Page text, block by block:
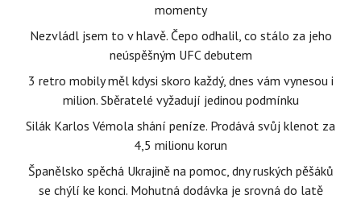
momenty
Nezvládl jsem to v hlavě. Čepo odhalil, co stálo za jeho
neúspěšným UFC debutem
3 retro mobily měl kdysi skoro každý, dnes vám vynesou i
milion. Sběratelé vyžadují jedinou podmínku
Silák Karlos Vémola shání peníze. Prodává svůj klenot za
4,5 milionu korun
Španělsko spěchá Ukrajině na pomoc, dny ruských pěšáků
se chýlí ke konci. Mohutná dodávka je srovná do latě